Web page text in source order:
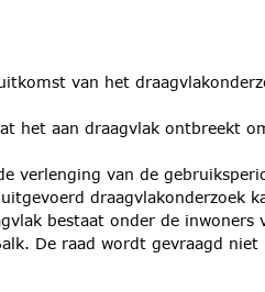
van het
het aan draagvlak ontbreekt
van de
draagvlakonderzoek
bestaat onder de inwoners
De raad wordt gevraagd